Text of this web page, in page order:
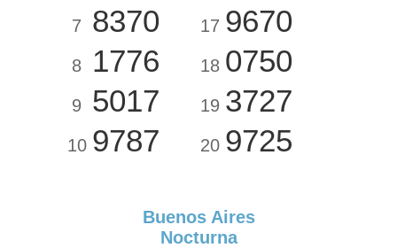
7 8370
8 1776
9 5017
10 9787
17 9670
18 0750
19 3727
20 9725
Buenos Aires
Nocturna